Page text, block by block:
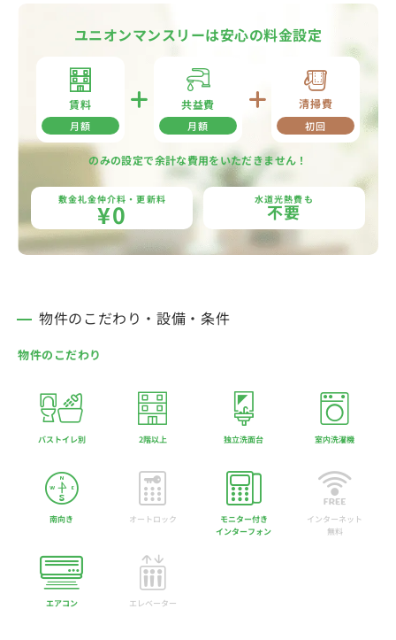
ユニオンマンスリーは安心の料金設定
賃料
月額
共益費
月額
清掃費
初回
のみの設定で余計な費用をいただきません！
敷金礼金仲介料・更新料
¥0 水道光熱費も
不要
物件のこだわり・設備・条件
物件のこだわり
バストイレ別 2階以上 独立洗面台 室内洗濯機
南向き オートロック
モニター付き
インターフォン
インターネット
無料
エアコン エレベーター